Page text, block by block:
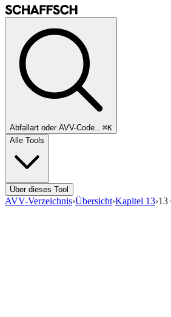
Abfallart oder AVV-Code…⌘K
Alle Tools
Über dieses Tool
AVV-Verzeichnis›Übersicht›Kapitel 13›13